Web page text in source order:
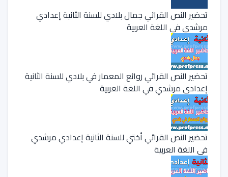
تحضير النص القرائي جمال بلادي للسنة الثانية إعدادي
مرشدي في اللغة العربية
تحضير النص القرائي روائع المعمار في بلادي للسنة الثانية
إعدادي مرشدي في اللغة العربية
تحضير النص القرائي أختي للسنة الثانية إعدادي مرشدي
في اللغة العربية